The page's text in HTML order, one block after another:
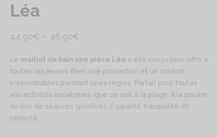
Léa
44,90€ – 46,90€
Plage
prix :
44,90€
à
46,90€
Le maillot de bain une pièce Léa a été conçu pour offrir à
toutes les jeunes filles une protection et un confort
irréprochables pendant leurs règles. Parfait pour toutes
vos activités aquatiques, que ce soit à la plage, à la piscine
ou lors de séances sportives, il garantit tranquillité et
sécurité.